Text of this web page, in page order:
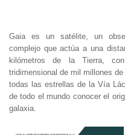
Gaia es un satélite, un
complejo que actúa a una
kilómetros de la Tierra,
tridimensional de mil millones
todas las estrellas de la Vía
de todo el mundo conocer el
galaxia.